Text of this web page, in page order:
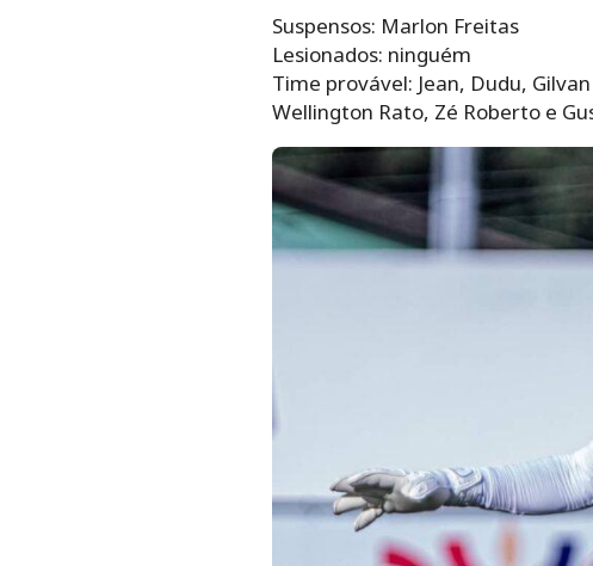
Suspensos: Marlon Freitas
Lesionados: ninguém
Time provável: Jean, Dudu,
Wellington Rato, Zé Roberto e